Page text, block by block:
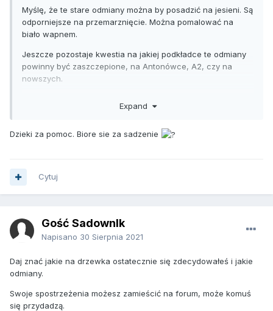
Myślę, że te stare odmiany można by posadzić na jesieni. Są
odporniejsze na przemarznięcie. Można pomalować na
biało wapnem.
Jeszcze pozostaje kwestia na jakiej podkładce te odmiany
powinny być zaszczepione, na Antonówce, A2, czy na
nowszych.
doświadczenia odnośnie starszych odmian, czy tym mniej
zbyt kolorowo, ale ja bym zaryzykował- sadząc kilka sztuk
Expand
Dzieki za pomoc. Biore sie za sadzenie
Cytuj
Gość SadownIk
Napisano 30 Sierpnia 2021
Daj znać jakie na drzewka ostatecznie się zdecydowałeś i jakie
odmiany.
Swoje spostrzeżenia możesz zamieścić na forum, może komuś
się przydadzą.